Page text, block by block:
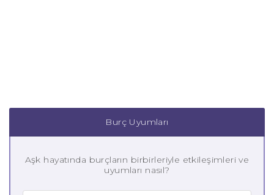
Burç Uyumları
Aşk hayatında burçların birbirleriyle etkileşimleri ve
uyumları nasıl?